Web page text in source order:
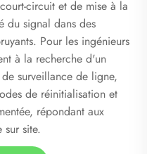
circuit et de mise à la
du signal dans des
Pour les ingénieurs
à la recherche d'un
surveillance de ligne,
de réinitialisation et
répondant aux
sur site.